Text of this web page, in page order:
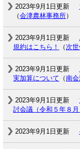
2023年9月1日更新
（会津農林事務所）
2023年9月1日更新
規約はこちら！
（次
2023年9月1日更新
実加算について （南
2023年9月1日更新
討会議（令和５年８月
2023年9月1日更新